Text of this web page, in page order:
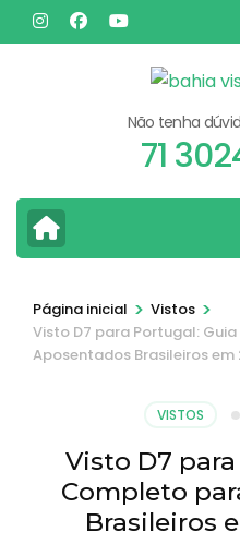
Pular
para
Não tenha
71
Página inicial > Vistos >
Visto D7 para Portugal:
Aposentados Brasileiros
VISTOS
Visto D7
Completo
Brasileiros